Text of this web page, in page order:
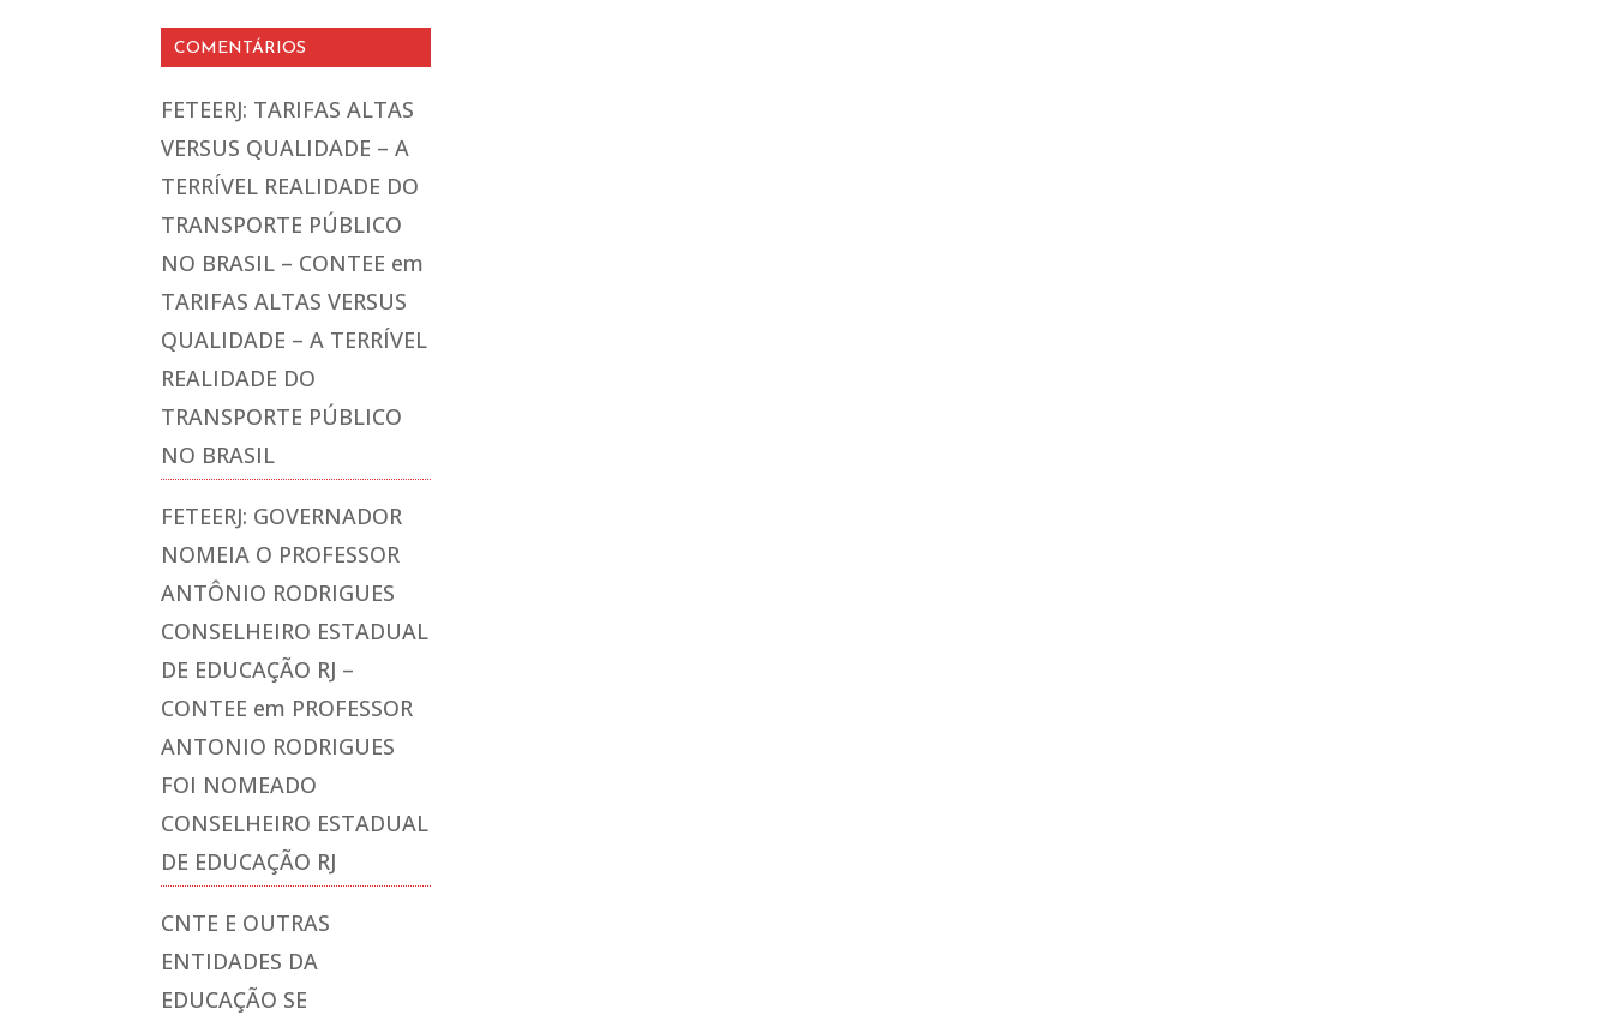
COMENTÁRIOS
FETEERJ: TARIFAS ALTAS
VERSUS QUALIDADE – A
TERRÍVEL REALIDADE DO
TRANSPORTE PÚBLICO
NO BRASIL – CONTEE em
TARIFAS ALTAS VERSUS
QUALIDADE – A TERRÍVEL
REALIDADE DO
TRANSPORTE PÚBLICO
NO BRASIL
FETEERJ: GOVERNADOR
NOMEIA O PROFESSOR
ANTÔNIO RODRIGUES
CONSELHEIRO ESTADUAL
DE EDUCAÇÃO RJ –
CONTEE em PROFESSOR
ANTONIO RODRIGUES
FOI NOMEADO
CONSELHEIRO ESTADUAL
DE EDUCAÇÃO RJ
CNTE E OUTRAS
ENTIDADES DA
EDUCAÇÃO SE